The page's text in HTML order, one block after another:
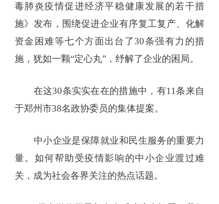
毒肺炎疫情促进经济平稳健康发展的若干措
施》发布，围绕促进企业有序复工复产、化解
资金困难等七个方面出台了30条强有力的措
施，犹如一颗“定心丸”，纾解了企业的困局。
在这30条实实在在的措施中，有11条来自
于郑州市38名政协委员的集体提案。
中小企业是保障就业和民生服务的重要力
量。如何帮助受疫情影响的中小企业渡过难
关，成为社会各界关注的热点话题。